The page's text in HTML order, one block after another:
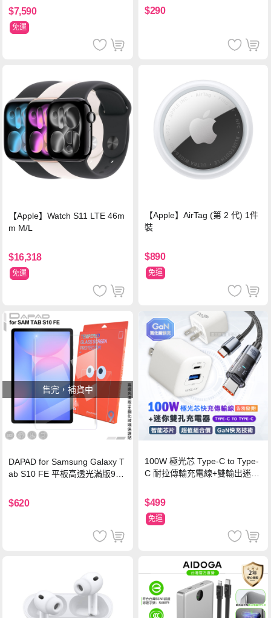
$7,590
免運
$290
【Apple】Watch S11 LTE 46m
m M/L
$16,318
免運
【Apple】AirTag (第 2 代) 1件
裝
$890
免運
售完，補貨中
DAPAD for Samsung Galaxy T
ab S10 FE 平板高透光滿版9H
$620
100W 極光芯 Type-C to Type-
C 耐拉傳輸充電線+雙輸出迷你
$499
免運